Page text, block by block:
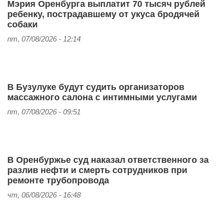
Мэрия Оренбурга выплатит 70 тысяч рублей
ребенку, пострадавшему от укуса бродячей
собаки
пт, 07/08/2026 - 12:14
В Бузулуке будут судить организаторов
массажного салона с интимными услугами
пт, 07/08/2026 - 09:51
В Оренбуржье суд наказал ответственного за
разлив нефти и смерть сотрудников при
ремонте трубопровода
чт, 06/08/2026 - 16:48